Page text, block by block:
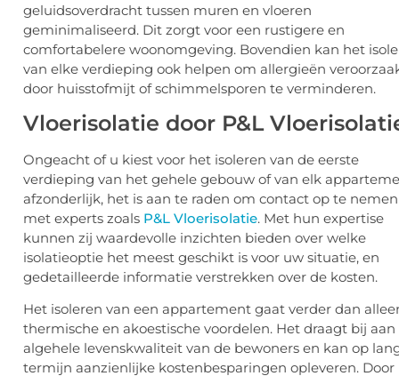
geluidsoverdracht tussen muren en vloeren
geminimaliseerd. Dit zorgt voor een rustigere en
comfortabelere woonomgeving. Bovendien kan het
van elke verdieping ook helpen om allergieën
door huisstofmijt of schimmelsporen te verminderen.
Vloerisolatie door P&L
Ongeacht of u kiest voor het isoleren van de eerste
verdieping van het gehele gebouw of van elk
afzonderlijk, het is aan te raden om contact op te nemen
met experts zoals P&L Vloerisolatie. Met hun expertise
kunnen zij waardevolle inzichten bieden over welke
isolatieoptie het meest geschikt is voor uw situatie, en
gedetailleerde informatie verstrekken over de kosten.
Het isoleren van een appartement gaat verder dan
thermische en akoestische voordelen. Het draagt bij aan
algehele levenskwaliteit van de bewoners en kan op
termijn aanzienlijke kostenbesparingen opleveren. Door